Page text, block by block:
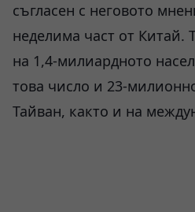
съгласен с неговото
неделима част от
на 1,4-милиардното
това число и 23-
Тайван, както и на